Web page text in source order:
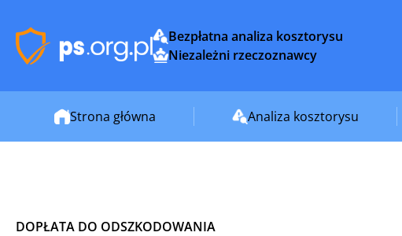
Bezpłatna analiza kosztorysu
Niezależni rzeczoznawcy
Strona główna Analiza kosztorysu
DOPŁATA DO ODSZKODOWANIA